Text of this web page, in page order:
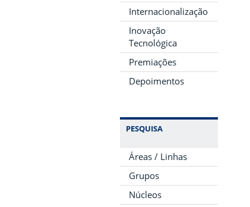
Internacionalização
Inovação
Tecnológica
Premiações
Depoimentos
PESQUISA
Áreas / Linhas
Grupos
Núcleos